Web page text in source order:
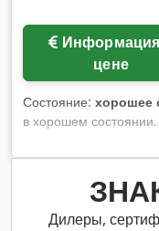
цене
Состояние: хорошее
в хорошем
Дилеры,